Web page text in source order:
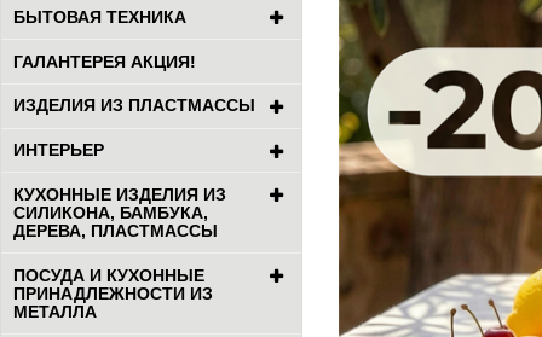
БЫТОВАЯ ТЕХНИКА
ГАЛАНТЕРЕЯ АКЦИЯ!
ИЗДЕЛИЯ ИЗ ПЛАСТМАССЫ
ИНТЕРЬЕР
КУХОННЫЕ ИЗДЕЛИЯ ИЗ
СИЛИКОНА, БАМБУКА,
ДЕРЕВА, ПЛАСТМАССЫ
ПОСУДА И КУХОННЫЕ
ПРИНАДЛЕЖНОСТИ ИЗ
МЕТАЛЛА